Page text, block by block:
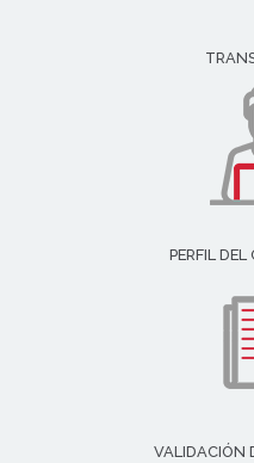
PERFIL
VALIDACIÓN